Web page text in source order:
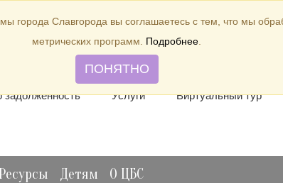
Отзывы и предложения
задолженность Услуги Виртуальный тур
Ресурсы Детям О ЦБС
города Славгорода вы соглашаетесь с тем, что мы
метрических программ. Подробнее
ПОНЯТНО